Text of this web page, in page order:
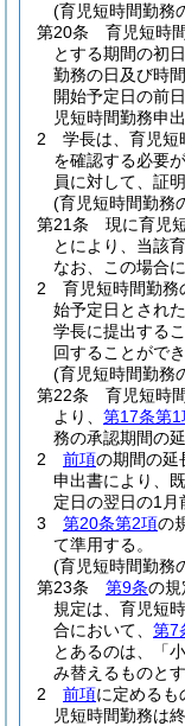
(育児短時間勤務
第20条
育児短時
とする期間の初
勤務の日及び時
開始予定日の前
児短時間勤務申
2
学長は、育児短
を確認する必要
員に対して、証
(育児短時間勤務
第21条
現に育児
とにより、当該
なお、この場合
2
育児短時間勤務
始予定日とされ
学長に提出する
回することができ
(育児短時間勤務
第22条
育児短時
より、 第17条第1
務の承認期間の
2
前項の期間の延
申出書により、
定日の翌日の1月
3
第20条第2項の
て準用する。
(育児短時間勤務
第23条
第9条の規
規定は、育児短
合において、 第7
とあるのは、「
み替えるものとす
2
前項に定めるも
児短時間勤務は終